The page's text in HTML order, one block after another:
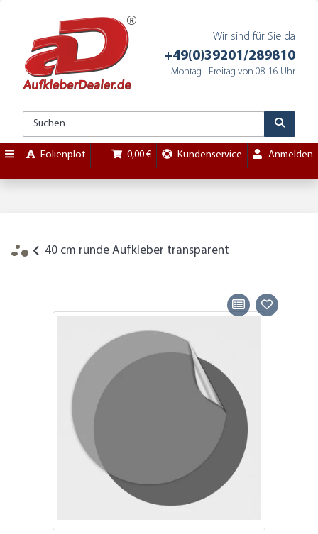
Wir sind für Sie da
+49(0)39201/289810
Montag - Freitag von 08-16 Uhr
Folienplot 0,00 € Kundenservice Anmelden
40 cm runde Aufkleber transparent